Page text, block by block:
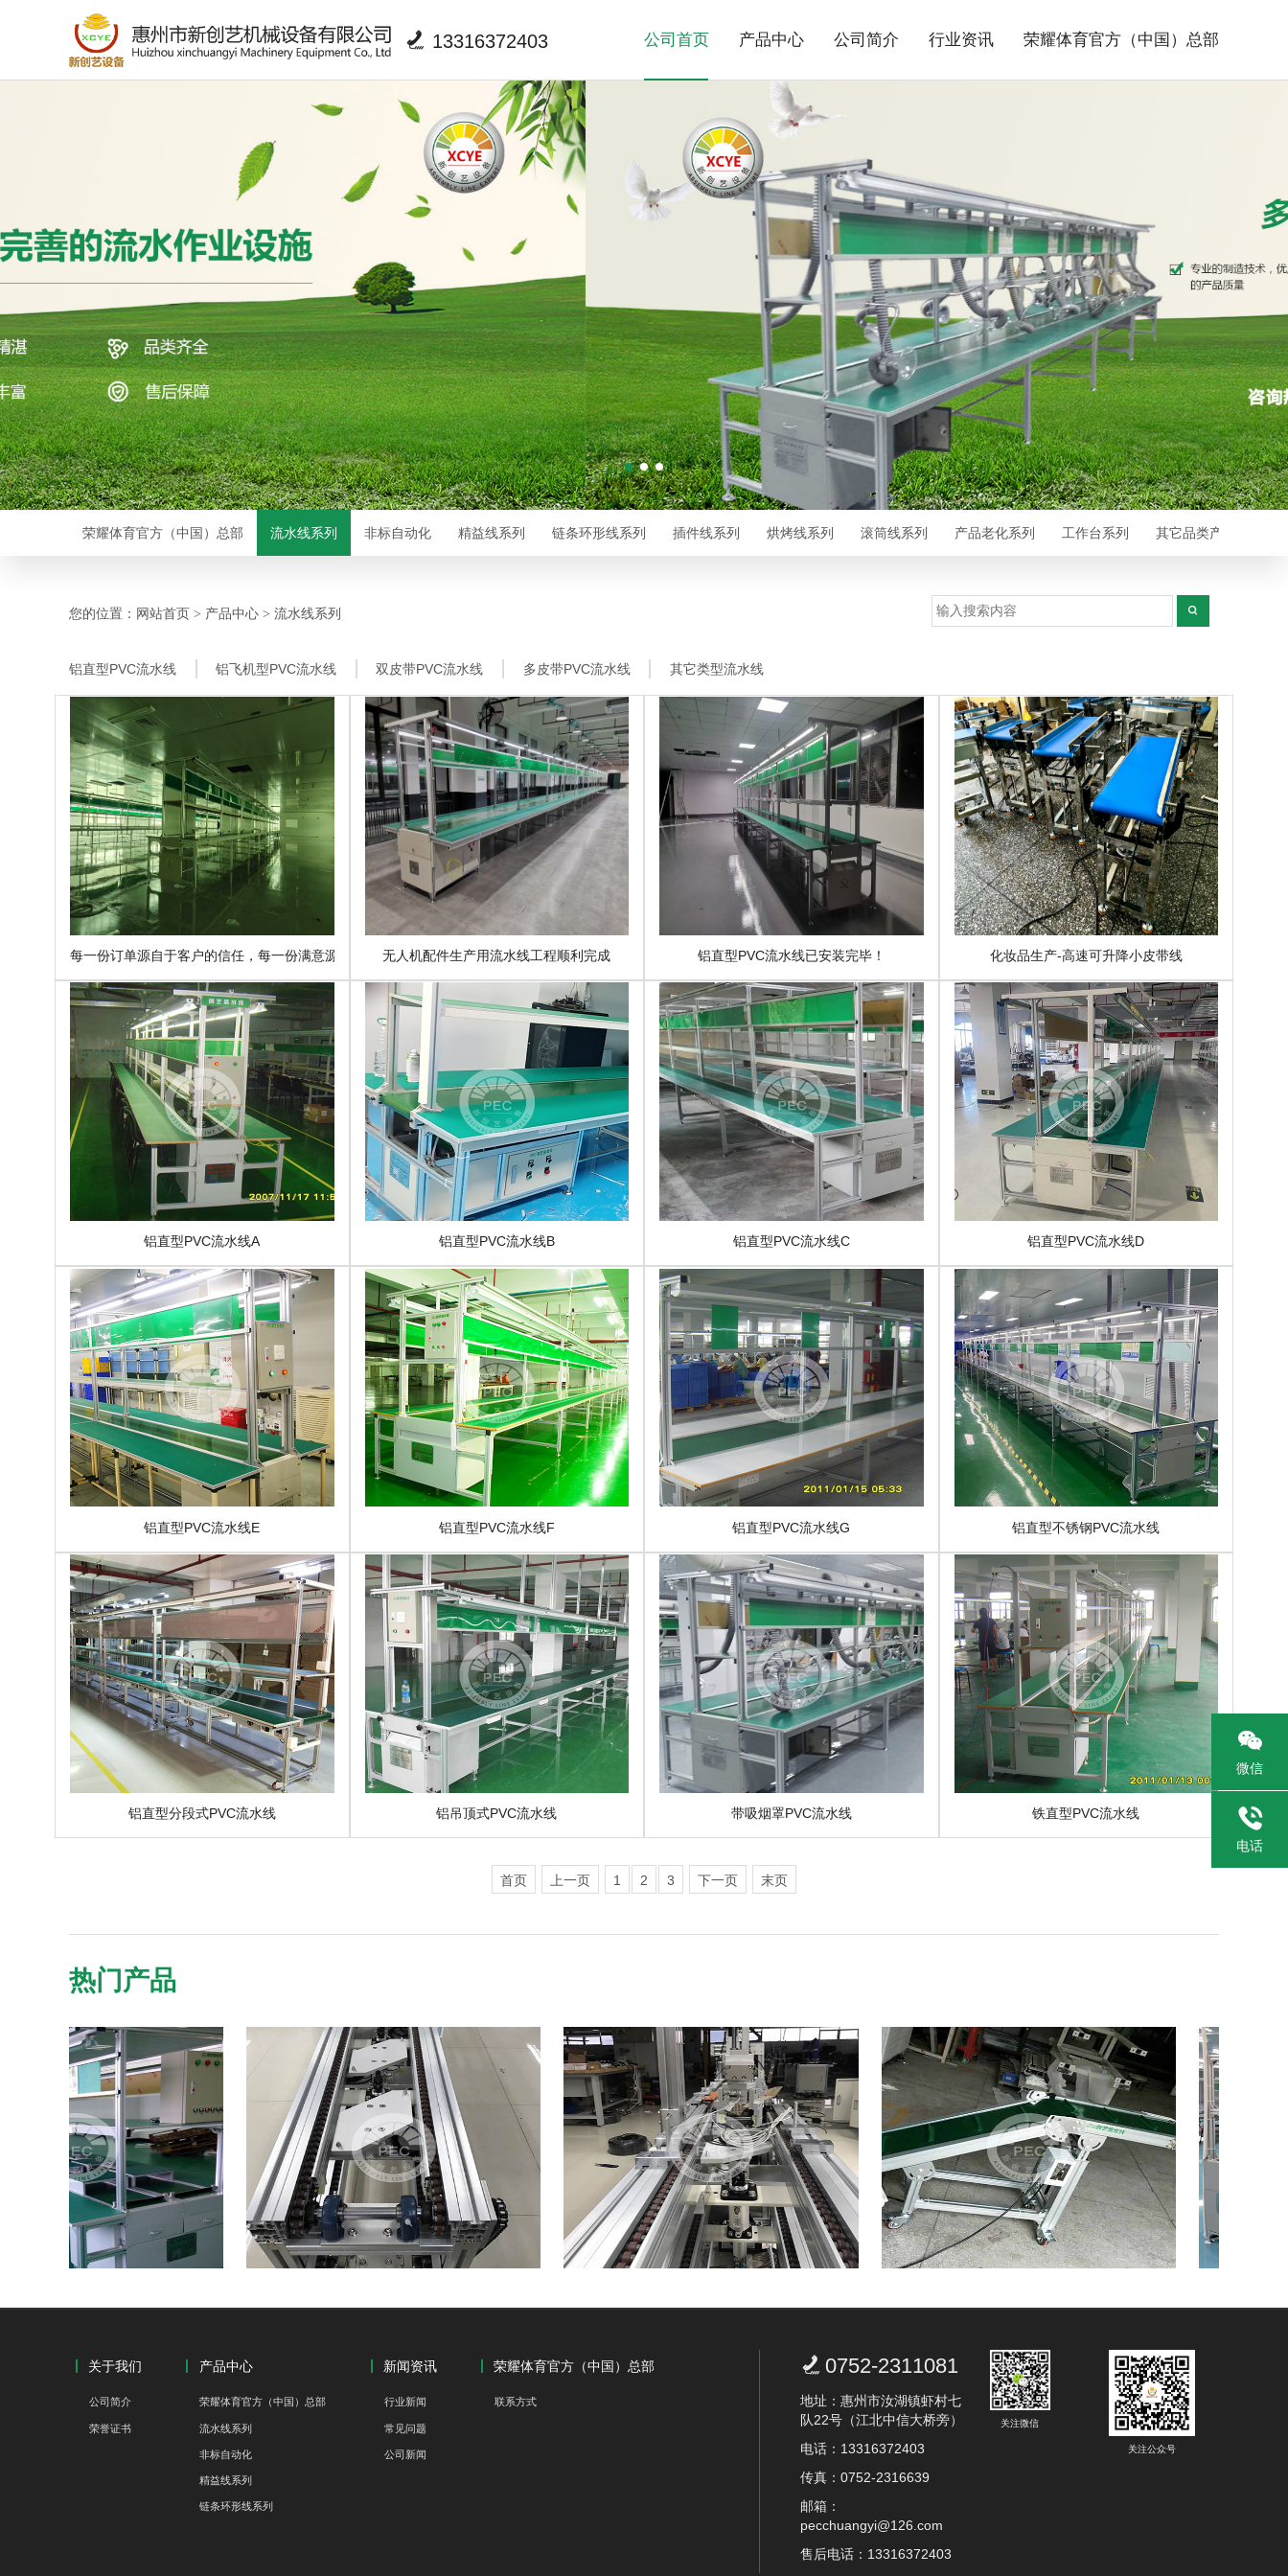
 13316372403 公司首页 产品中心
非标自动化 >
精益线系列
插件线系列
烘烤线系列 >
滚筒线系列 >
公司简介 行业资讯 荣耀体育官方（中国）总部
荣耀体育官方（中国）总部 流水线系列 非标自动化 精益线系列 链条环形线系列 插件线系列 烘烤线系列 滚筒线系列 产品老化系列 工作台系列 其它品类产品
您的位置： 网站首页 > 产品中心 > 流水线系列 
铝直型PVC流水线 铝飞机型PVC流水线 双皮带PVC流水线 多皮带PVC流水线 其它类型流水线
每一份订单源自于客户的信任，每一份满意源自于质量的保证无人机配件生产用流水线工程顺利完成 铝直型PVC流水线已安装完毕！ 化妆品生产-高速可升降小皮带线
铝直型PVC流水线A 铝直型PVC流水线B 铝直型PVC流水线C 铝直型PVC流水线D
铝直型PVC流水线E 铝直型PVC流水线F 铝直型PVC流水线G 铝直型不锈钢PVC流水线
铝直型分段式PVC流水线 铝吊顶式PVC流水线 带吸烟罩PVC流水线 铁直型PVC流水线
首页 上一页 1 2 3 下一页 末页
热门产品
关于我们
公司简介
荣誉证书
产品中心
荣耀体育官方（中国）总部
流水线系列
非标自动化
精益线系列
链条环形线系列
新闻资讯
行业新闻
常见问题
公司新闻
荣耀体育官方（中国）总部
联系方式
 0752-2311081
地址：惠州市汝湖镇虾村七
队22号（江北中信大桥旁）
电话：13316372403
传真：0752-2316639
邮箱：
pecchuangyi@126.com
售后电话：13316372403
关注微信
关注公众号

微信

电话